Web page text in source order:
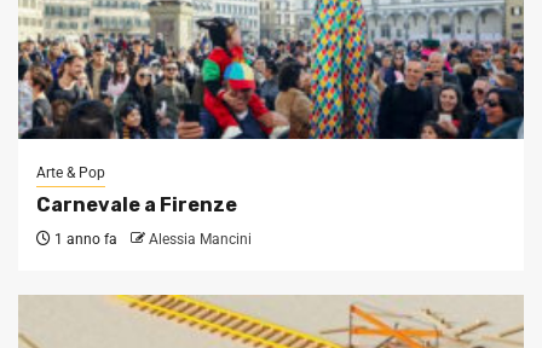
Arte & Pop
Carnevale a Firenze
1 anno fa Alessia Mancini